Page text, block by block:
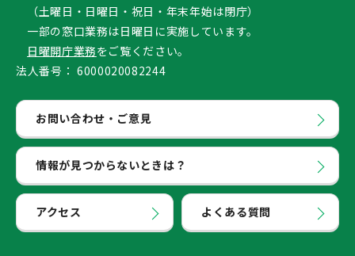
（土曜日・日曜日・祝日・年末年始は閉庁）
一部の窓口業務は日曜日に実施しています。
日曜開庁業務をご覧ください。
法人番号： 6000020082244
お問い合わせ・ご意見
情報が見つからないときは？
アクセス よくある質問